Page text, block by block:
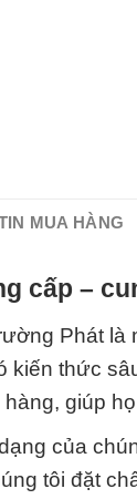
MUA HÀNG
cấp –
Phát
kiến thức
giúp
của
tôi đặt